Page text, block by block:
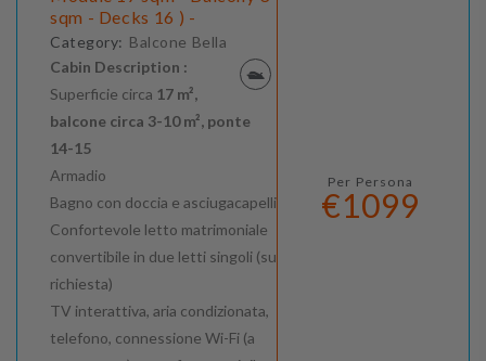
sqm - Decks 16 ) -
Category: Balcone Bella
Cabin Description :
Superficie circa 17 m²,
balcone circa 3-10 m², ponte
14-15
Armadio
Bagno con doccia e asciugacapelli
Confortevole letto matrimoniale
convertibile in due letti singoli (su
richiesta)
TV interattiva, aria condizionata,
telefono, connessione Wi-Fi (a
Per Persona
€1099